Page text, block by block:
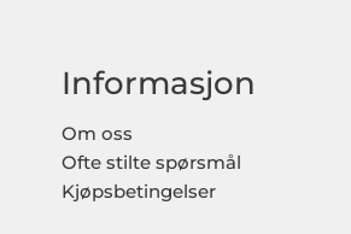
Informasjon
Om oss
Ofte stilte spørsmål
Kjøpsbetingelser